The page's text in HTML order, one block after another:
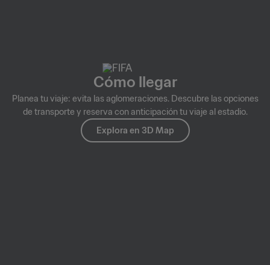
Cómo llegar
Planea tu viaje: evita las aglomeraciones. Descubre las opciones
de transporte y reserva con anticipación tu viaje al estadio.
Explora en 3D Map